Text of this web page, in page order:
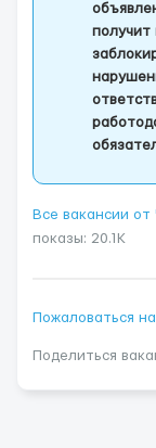
получит
Все вакансии
показы: 20.1K
Пожаловаться
Поделиться